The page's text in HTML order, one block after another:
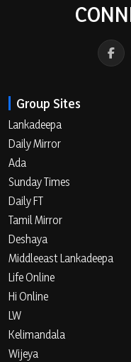
Group Sites
Lankadeepa
Daily Mirror
Ada
Sunday Times
Daily FT
Tamil Mirror
Deshaya
Middleeast Lankadeepa
Life Online
Hi Online
LW
Kelimandala
Wijeya